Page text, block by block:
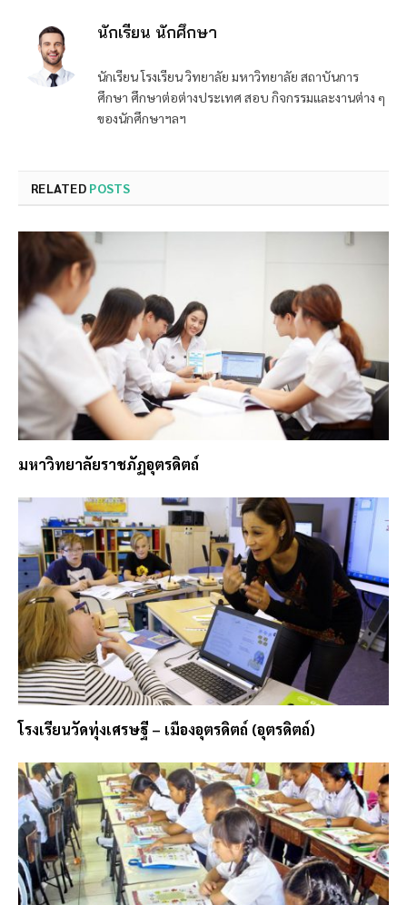
นักเรียน นักศึกษา
นักเรียน โรงเรียน วิทยาลัย มหาวิทยาลัย สถาบันการ
ศึกษา ศึกษาต่อต่างประเทศ สอบ กิจกรรมและงานต่าง ๆ
ของนักศึกษาฯลฯ
RELATED POSTS
มหาวิทยาลัยราชภัฏอุตรดิตถ์
โรงเรียนวัดทุ่งเศรษฐี – เมืองอุตรดิตถ์ (อุตรดิตถ์)